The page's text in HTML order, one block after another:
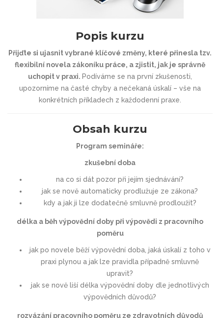
Popis kurzu
Přijďte si ujasnit vybrané klíčové změny, které přinesla tzv.
flexibilní novela zákoníku práce, a zjistit, jak je správně
uchopit v praxi. Podíváme se na první zkušenosti,
upozorníme na časté chyby a nečekaná úskalí – vše na
konkrétních příkladech z každodenní praxe.
Obsah kurzu
Program semináře:
zkušební doba
na co si dát pozor při jejím sjednávání?
jak se nově automaticky prodlužuje ze zákona?
kdy a jak ji lze dodatečně smluvně prodloužit?
délka a běh výpovědní doby při výpovědi z pracovního
poměru
jak po novele běží výpovědní doba, jaká úskalí z toho v
praxi plynou a jak lze pravidla případně smluvně
upravit?
jak se nově liší délka výpovědní doby dle jednotlivých
výpovědních důvodů?
rozvázání pracovního poměru ze zdravotních důvodů